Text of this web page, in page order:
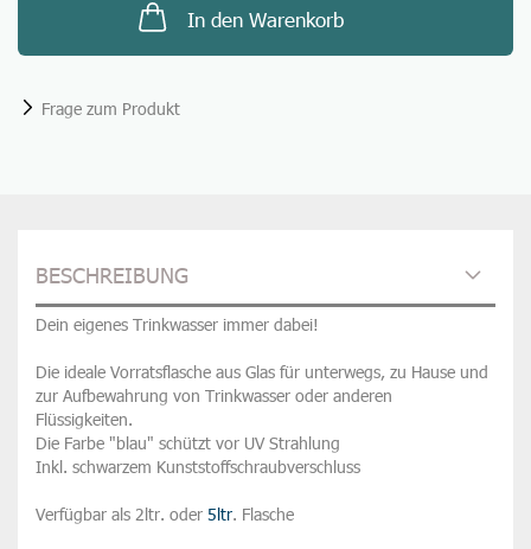
In den Warenkorb
Frage zum Produkt
BESCHREIBUNG
Dein eigenes Trinkwasser immer dabei!
Die ideale Vorratsflasche aus Glas für unterwegs, zu Hause und
zur Aufbewahrung von Trinkwasser oder anderen
Flüssigkeiten.
Die Farbe "blau" schützt vor UV Strahlung
Inkl. schwarzem Kunststoffschraubverschluss
Verfügbar als 2ltr. oder 5ltr. Flasche